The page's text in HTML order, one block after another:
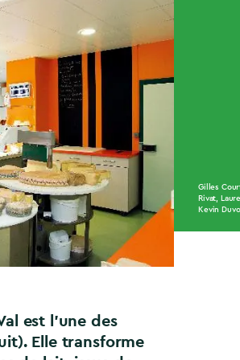
Gilles
Rivat,
Kevin
est l’une des
Elle transforme